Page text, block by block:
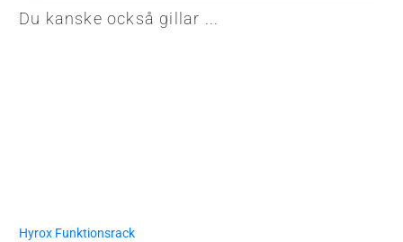
Du kanske också gillar ...
Hyrox Funktionsrack